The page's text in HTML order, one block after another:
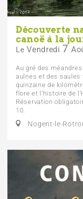
Découverte
canoë à la
Le Vendredi 7
Au gré des
aulnes et des saules
quinzaine de
flore et l’histoire de
Réservation
10.
Nogent-le-